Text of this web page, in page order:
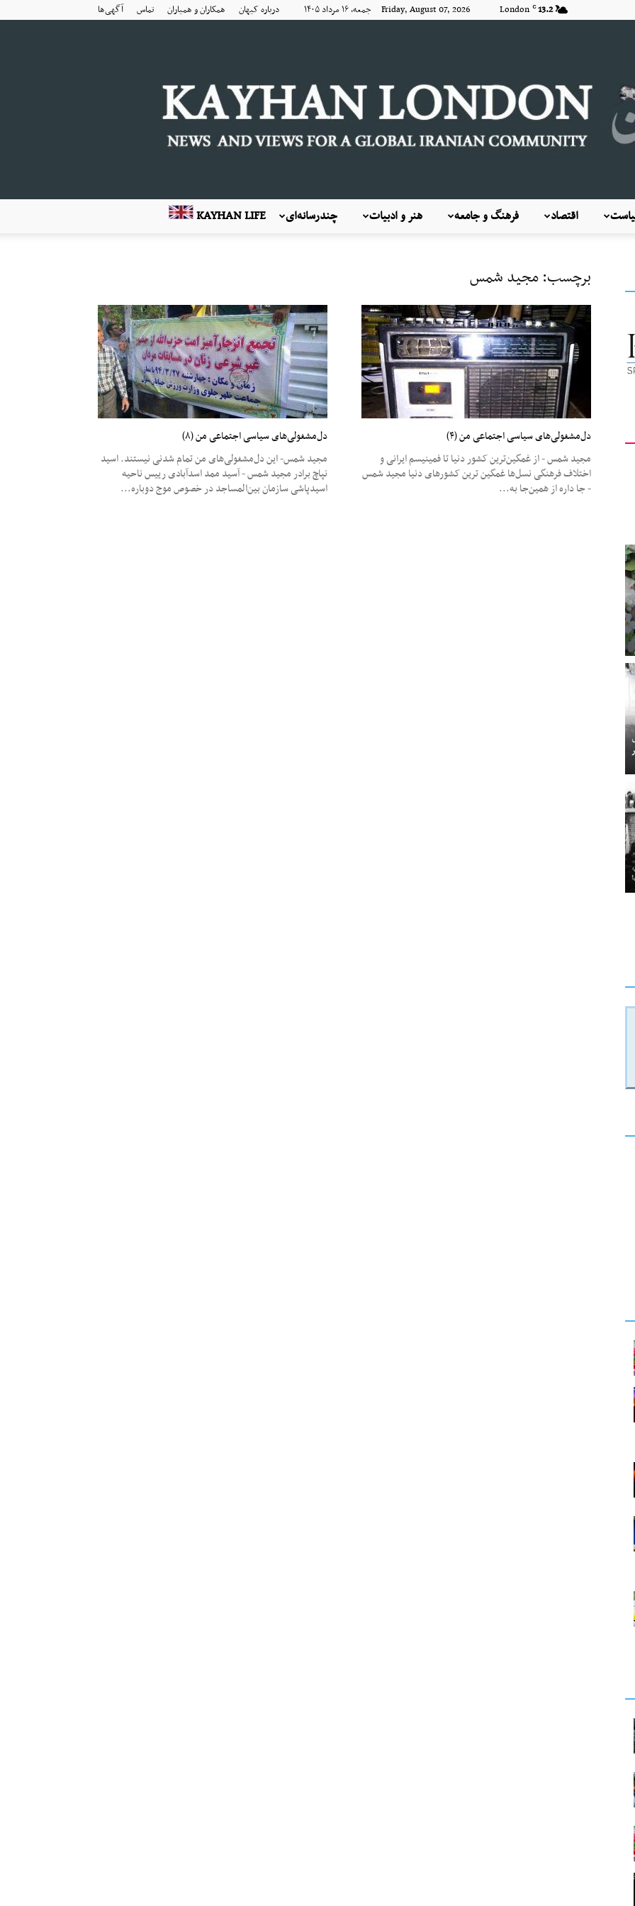
13.2
C
London Friday, August 07, 2026 جمعه, ۱۶ مرداد ۱۴۰۵ درباره کیهان همکاران و همیاران تماس آگهی‌ها
کیهان
KAYHAN LIFE چندرسانه‌ای هنر و ادبیات فرهنگ و جامعه اقتصاد
برچسب: مجید شمس
دل‌مشغولی‌های سیاسی اجتماعی من (۸)
مجید شمس- این دل‌مشغولی‌های من تمام شدنی نیستند. اسید
نپاچ برادر مجید شمس - آسید ممد اسدآبادی رییس ناحیه
اسیدپاشی سازمان بین‌المساجد در خصوص موج دوباره...
دل‌مشغولی‌های سیاسی اجتماعی من (۴)
مجید شمس - از غمگین‌ترین کشور دنیا تا فمینیسم ایرانی و
اختلاف فرهنگی نسل‌ها غمگین ترین کشورهای دنیا مجید شمس
- جا داره از همین‌جا به...